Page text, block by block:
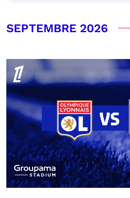
SEPTEMBRE 2026